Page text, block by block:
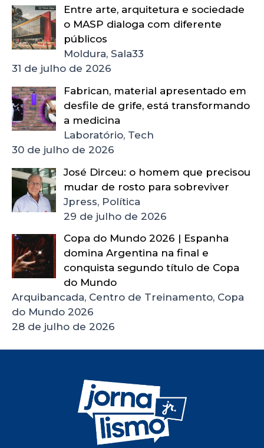
Entre arte, arquitetura e sociedade
o MASP dialoga com diferente
públicos
Moldura, Sala33
31 de julho de 2026
Fabrican, material apresentado em
desfile de grife, está transformando
a medicina
Laboratório, Tech
30 de julho de 2026
José Dirceu: o homem que precisou
mudar de rosto para sobreviver
Jpress, Política
29 de julho de 2026
Copa do Mundo 2026 | Espanha
domina Argentina na final e
conquista segundo título de Copa
do Mundo
Arquibancada, Centro de Treinamento, Copa
do Mundo 2026
28 de julho de 2026